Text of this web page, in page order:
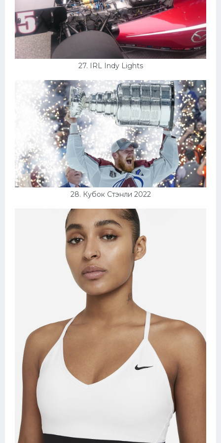
27. IRL Indy Lights
28. Кубок Стэнли 2022